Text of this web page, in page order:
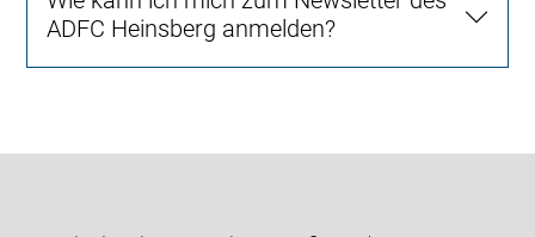
ADFC Heinsberg anmelden?